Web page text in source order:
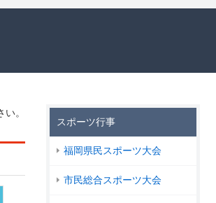
スポーツ行事
福岡県民スポーツ大会
市民総合スポーツ大会
。